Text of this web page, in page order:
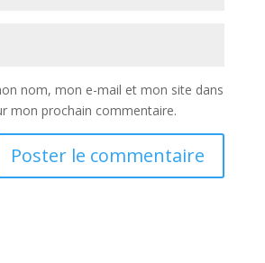
nom, mon e-mail et mon site dans
mon prochain commentaire.